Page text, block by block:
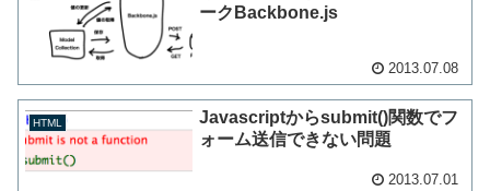
ークBackbone.js
2013.07.08
HTML
Javascriptからsubmit()関数でフ
ォーム送信できない問題
2013.07.01